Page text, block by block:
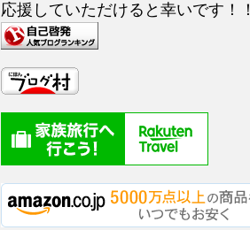
応援していただけると幸いです！！